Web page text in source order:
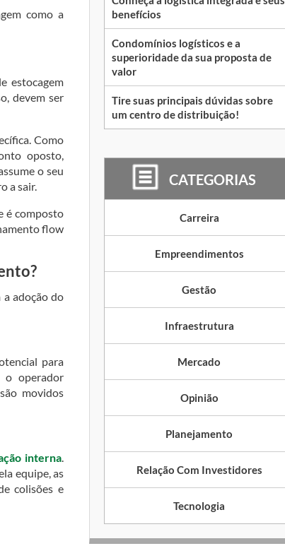
como a
estocagem
devem ser
Como
oposto,
o seu
a sair.
é composto
flow
adoção do
para
o operador
movidos
interna.
equipe, as
colisões e
benefícios
Condomínios logísticos e a
superioridade da sua proposta de
valor
Tire suas principais dúvidas sobre
um centro de distribuição!
CATEGORIAS
Carreira
Empreendimentos
Gestão
Infraestrutura
Mercado
Opinião
Planejamento
Relação Com Investidores
Tecnologia